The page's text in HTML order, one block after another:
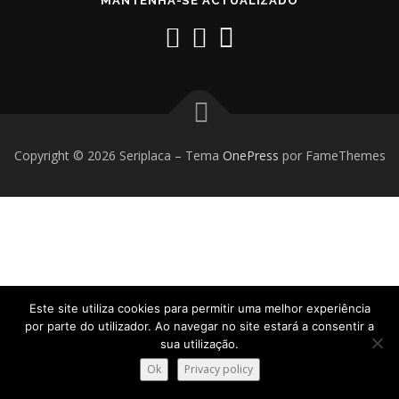
Copyright © 2026 Seriplaca – Tema OnePress por FameThemes
Este site utiliza cookies para permitir uma melhor experiência
por parte do utilizador. Ao navegar no site estará a consentir a
sua utilização.
Ok Privacy policy